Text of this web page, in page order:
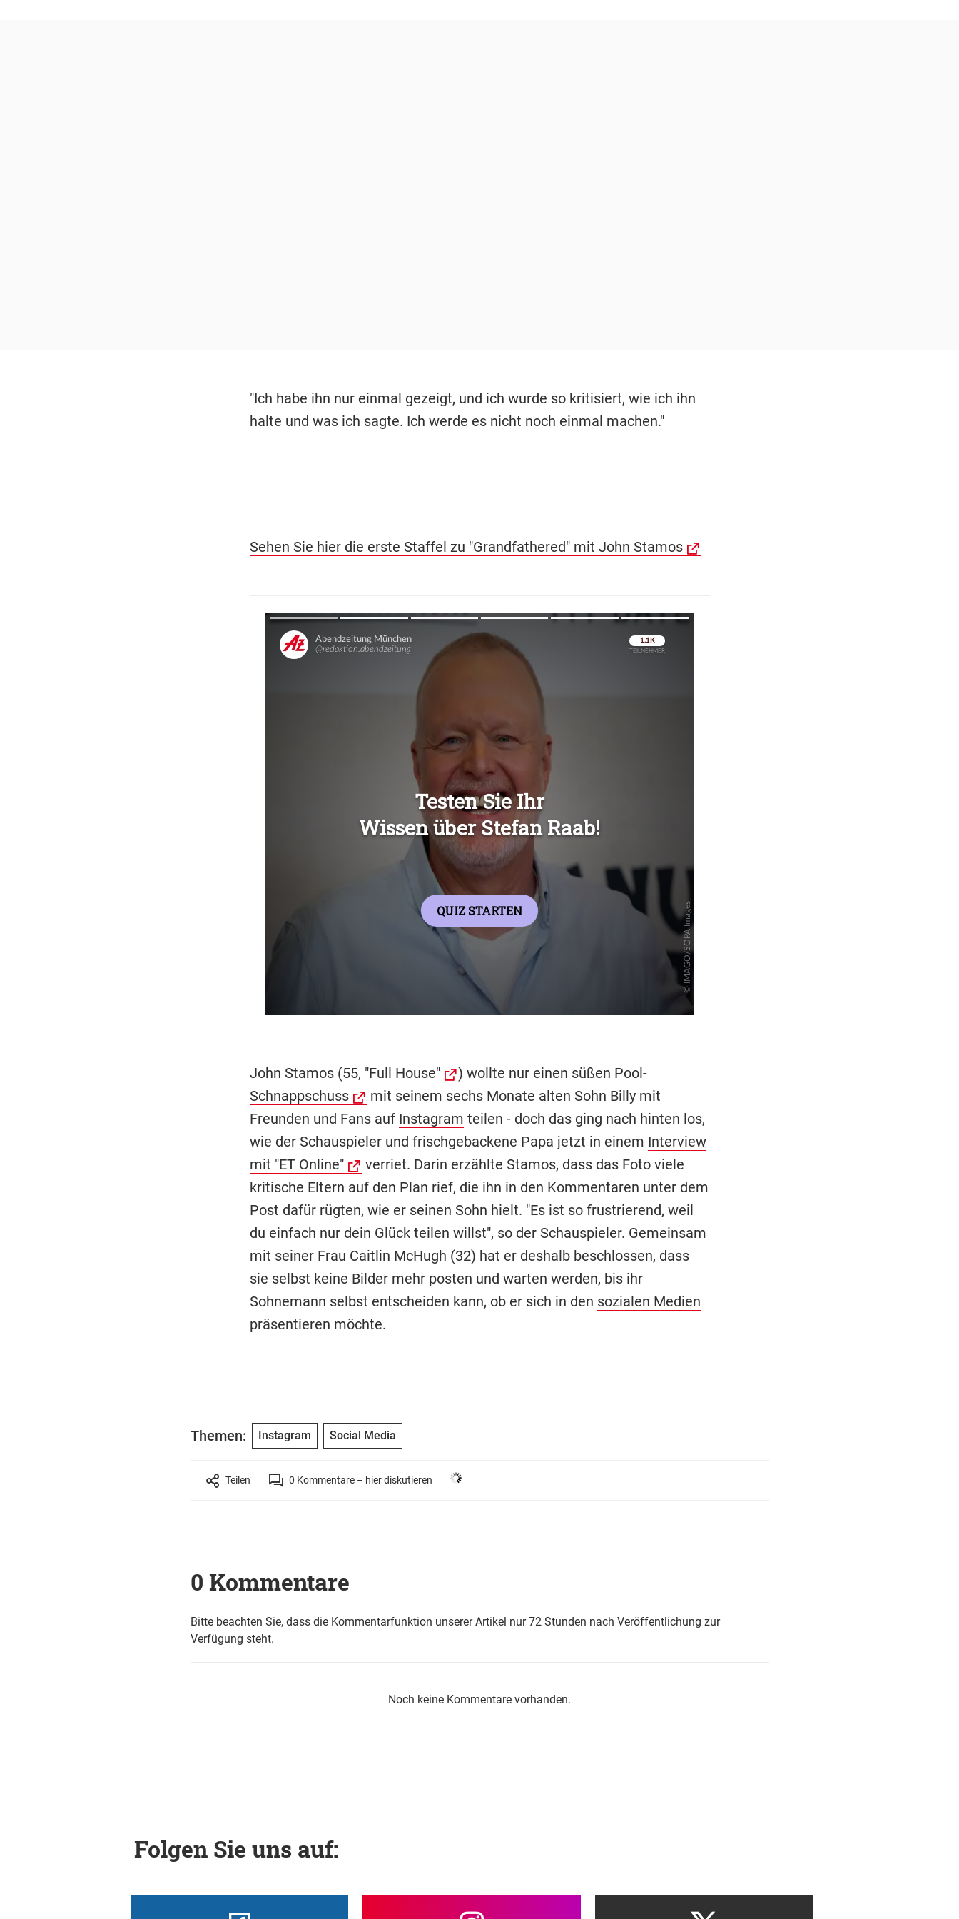
"Ich habe ihn nur einmal gezeigt, und ich wurde so kritisiert, wie ich ihn
halte und was ich sagte. Ich werde es nicht noch einmal machen."
Sehen Sie hier die erste Staffel zu "Grandfathered" mit John Stamos
Überspringen
John Stamos (55, "Full House" ) wollte nur einen süßen Pool-
Schnappschuss
mit seinem sechs Monate alten Sohn Billy mit
Freunden und Fans auf Instagram teilen - doch das ging nach hinten los,
wie der Schauspieler und frischgebackene Papa jetzt in einem Interview
mit "ET Online"
verriet. Darin erzählte Stamos, dass das Foto viele
kritische Eltern auf den Plan rief, die ihn in den Kommentaren unter dem
Post dafür rügten, wie er seinen Sohn hielt. "Es ist so frustrierend, weil
du einfach nur dein Glück teilen willst", so der Schauspieler. Gemeinsam
mit seiner Frau Caitlin McHugh (32) hat er deshalb beschlossen, dass
sie selbst keine Bilder mehr posten und warten werden, bis ihr
Sohnemann selbst entscheiden kann, ob er sich in den sozialen Medien
präsentieren möchte.
Themen: Instagram Social Media
Teilen 0 Kommentare – hier diskutieren
0 Kommentare
Bitte beachten Sie, dass die Kommentarfunktion unserer Artikel nur 72 Stunden nach Veröffentlichung zur
Verfügung steht.
Noch keine Kommentare vorhanden.
Folgen Sie uns auf: